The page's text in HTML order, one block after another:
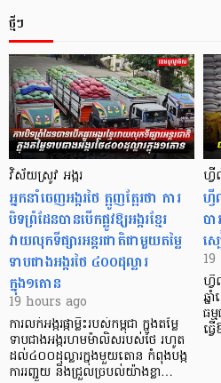
ថ្មីៗ
វិស័យស្រូវ អង្ករ
អ្នកនាំចេញអង្ករថៃ ត្អូញត្អែរថា ការ
បិទព្រំដែនបានបើកផ្លូវឱ្យអង្ករខ្មែរ
វាយលុកទីផ្សារអន្តរជាតិជាមួយតម្លៃ
ទាបជាងអង្ករថៃ ៤០០ដុល្លារ
ក្នុង១តោន
19 hours ago
ការលក់អង្ករផ្កាម្លិះរបស់កម្ពុជា ក្នុងតម្លៃ
ទាបជាងអង្ករហមម៉ាលិសរបស់ថៃ រហូត
ដល់៤០០ដុល្លារក្នុងមួយតោន កំពុងបង្ក
ការរញ្ជួយ និងជ្រួលច្របល់យ៉ាងខ្លា…
ហ្
ហ្
ប
ស្
ហ្វី
ឆ្ន
ធម្
ធ្វ